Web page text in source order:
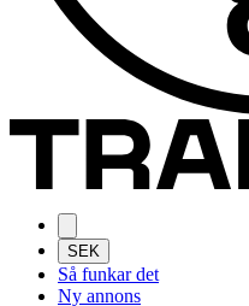
SEK
Så funkar det
Ny annons